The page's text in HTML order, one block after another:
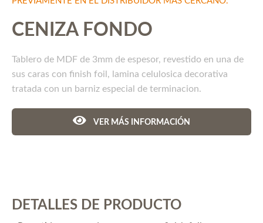
CENIZA FONDO
Tablero de MDF de 3mm de espesor, revestido en una de
sus caras con finish foil, lamina celulosica decorativa
tratada con un barniz especial de terminacion.
VER MÁS INFORMACIÓN
DETALLES DE PRODUCTO